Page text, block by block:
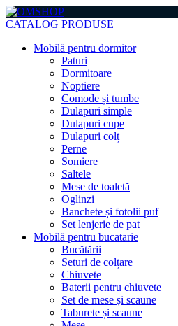
CATALOG PRODUSE
Mobilă pentru dormitor
Paturi
Dormitoare
Noptiere
Comode și tumbe
Dulapuri simple
Dulapuri cupe
Dulapuri colț
Perne
Somiere
Saltele
Mese de toaletă
Oglinzi
Banchete și fotolii puf
Set lenjerie de pat
Mobilă pentru bucatarie
Bucătării
Seturi de colțare
Chiuvete
Baterii pentru chiuvete
Set de mese și scaune
Taburete și scaune